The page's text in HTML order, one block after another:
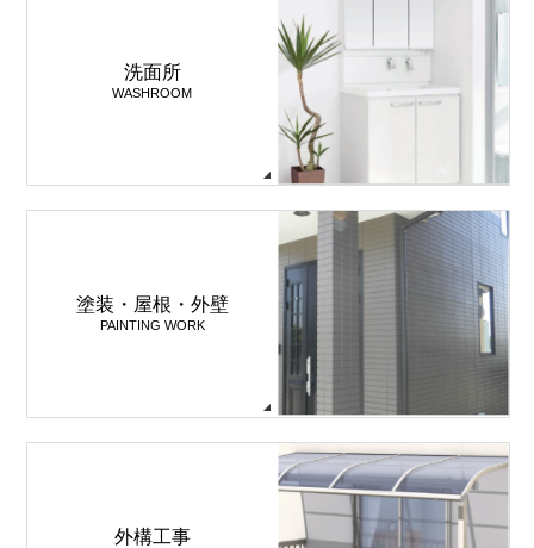
洗面所
WASHROOM
塗装・屋根・外壁
PAINTING WORK
外構工事